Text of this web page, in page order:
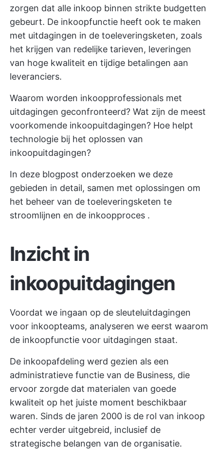
zorgen dat alle inkoop binnen strikte budgetten
gebeurt. De inkoopfunctie heeft ook te maken
met uitdagingen in de toeleveringsketen, zoals
het krijgen van redelijke tarieven, leveringen
van hoge kwaliteit en tijdige betalingen aan
leveranciers.
Waarom worden inkoopprofessionals met
uitdagingen geconfronteerd? Wat zijn de meest
voorkomende inkoopuitdagingen? Hoe helpt
technologie bij het oplossen van
inkoopuitdagingen?
In deze blogpost onderzoeken we deze
gebieden in detail, samen met oplossingen om
het beheer van de toeleveringsketen te
stroomlijnen en de inkoopproces .
Inzicht in
inkoopuitdagingen
Voordat we ingaan op de sleuteluitdagingen
voor inkoopteams, analyseren we eerst waarom
de inkoopfunctie voor uitdagingen staat.
De inkoopafdeling werd gezien als een
administratieve functie van de Business, die
ervoor zorgde dat materialen van goede
kwaliteit op het juiste moment beschikbaar
waren. Sinds de jaren 2000 is de rol van inkoop
echter verder uitgebreid, inclusief de
strategische belangen van de organisatie.